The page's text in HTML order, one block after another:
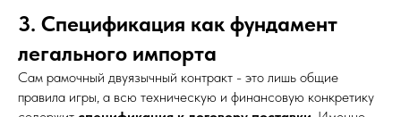
3. Спецификация как фундамент
легального импорта
Сам рамочный двуязычный контракт - это лишь общие
правила игры, а всю техническую и финансовую конкретику